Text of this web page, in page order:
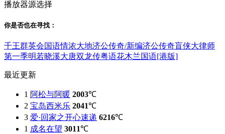
播放器源选择
你是否也在寻找 ：
千王群英会国语情浓大地济公传奇/新编济公传奇盲侠大律师
第一季明若晓溪大唐双龙传粤语花木兰国语[港版]
最近更新
1 阿松与阿暖 2003℃
2 宝岛西米乐 2041℃
3 爱·回家之开心速递 6216℃
1 成名在望 3011℃